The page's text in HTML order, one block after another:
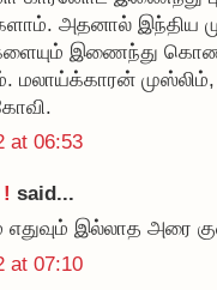
அதனால் இந்திய
இணைந்து
முஸ்லிம்,
at 06:53
said...
இல்லாத அரை
at 07:10